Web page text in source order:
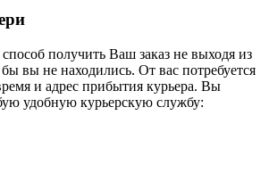
получить Ваш заказ не выходя из
вы не находились. От вас потребуется
и адрес прибытия курьера. Вы
удобную курьерскую службу: